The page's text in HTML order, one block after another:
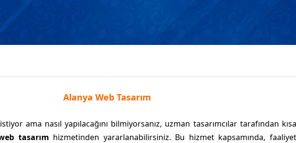
Alanya Web Tasarım
ama nasıl yapılacağını bilmiyorsanız, uzman tasarımcılar tarafından kısa
tasarım hizmetinden yararlanabilirsiniz. Bu hizmet kapsamında, faaliyet